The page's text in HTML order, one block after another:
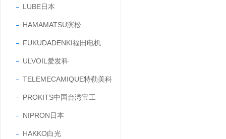
LUBE日本
HAMAMATSU滨松
FUKUDADENKI福田电机
ULVOIL爱发科
TELEMECAMIQUE特勒美科
PROKITS中国台湾宝工
NIPRON日本
HAKKO白光